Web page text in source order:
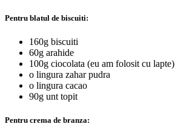
Pentru blatul de biscuiti:
160g biscuiti
60g arahide
100g ciocolata (eu am folosit cu lapte)
o lingura zahar pudra
o lingura cacao
90g unt topit
Pentru crema de branza: